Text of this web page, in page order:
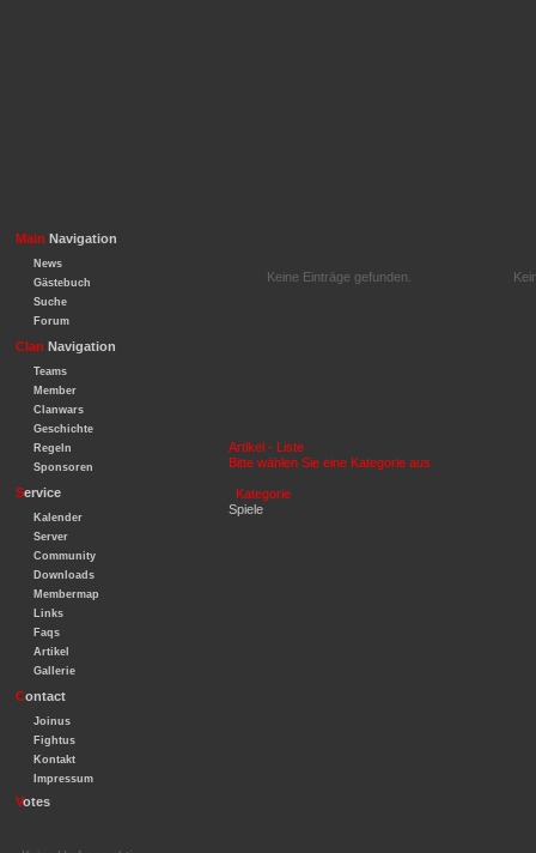
Main Navigation
News
Gästebuch
Suche
Forum
Clan Navigation
Teams
Member
Clanwars
Geschichte
Regeln
Sponsoren
Service
Kalender
Server
Community
Downloads
Membermap
Links
Faqs
Artikel
Gallerie
Contact
Joinus
Fightus
Kontakt
Impressum
Votes
Keine Einträge gefunden.
Artikel - Liste
Bitte wählen Sie eine Kategorie aus
Kategorie
Spiele